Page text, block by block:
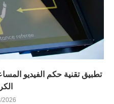
تطبيق تقنية حكم الفيديو
2026